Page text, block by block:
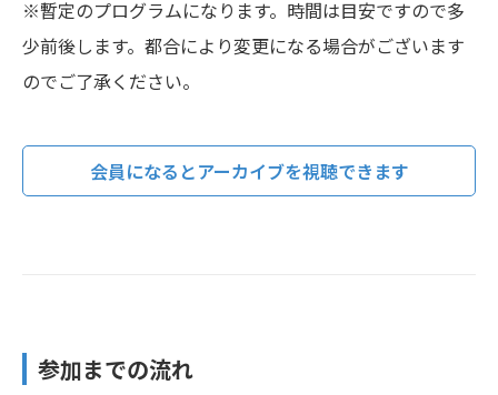
※暫定のプログラムになります。時間は目安ですので多
少前後します。都合により変更になる場合がございます
のでご了承ください。
会員になるとアーカイブを視聴できます
参加までの流れ